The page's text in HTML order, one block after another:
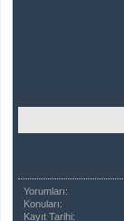
Yorumları:
Konuları:
Kayıt Tarihi: